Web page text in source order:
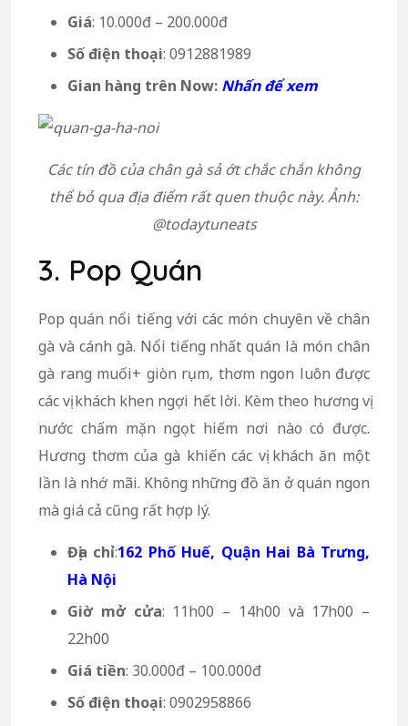
Giá: 10.000đ – 200.000đ
Số điện thoại: 0912881989
Gian hàng trên Now: Nhấn để xem
Các tín đồ của chân gà sả ớt chắc chắn không
thể bỏ qua địa điểm rất quen thuộc này. Ảnh:
@todaytuneats
3. Pop Quán
Pop quán nổi tiếng với các món chuyên về chân
gà và cánh gà. Nổi tiếng nhất quán là món chân
gà rang muối+ giòn rụm, thơm ngon luôn được
các vị khách khen ngợi hết lời. Kèm theo hương vị
nước chấm mặn ngọt hiếm nơi nào có được.
Hương thơm của gà khiến các vị khách ăn một
lần là nhớ mãi. Không những đồ ăn ở quán ngon
mà giá cả cũng rất hợp lý.
Địa chỉ:162 Phố Huế, Quận Hai Bà Trưng,
Hà Nội
Giờ mở cửa: 11h00 – 14h00 và 17h00 –
22h00
Giá tiền: 30.000đ – 100.000đ
Số điện thoại: 0902958866